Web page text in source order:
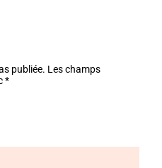
publiée. Les champs
*